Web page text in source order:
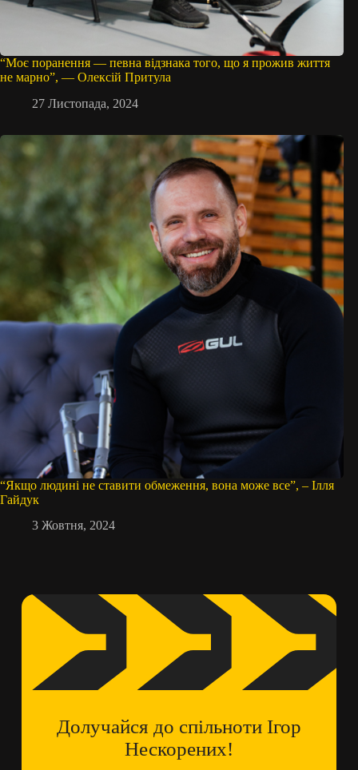
“Моє поранення — певна відзнака того, що я прожив життя
не марно”, — Олексій Притула
27 Листопада, 2024
“Якщо людині не ставити обмеження, вона може все”, – Ілля
Гайдук
3 Жовтня, 2024
Долучайся до спільноти Ігор
Нескорених!